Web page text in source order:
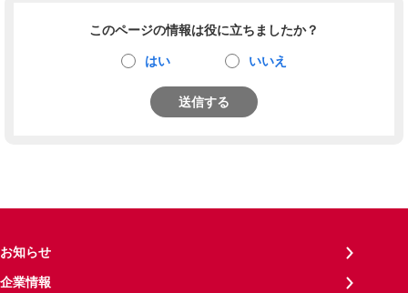
このページの情報は役に立ちましたか？
はい いいえ
送信する
お知らせ
企業情報